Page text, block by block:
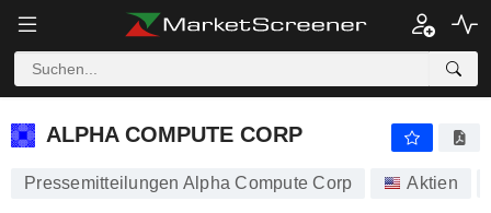
ALPHA COMPUTE CORP
ALPHA COMPUTE CORP
Pressemitteilungen Alpha Compute Corp Aktien